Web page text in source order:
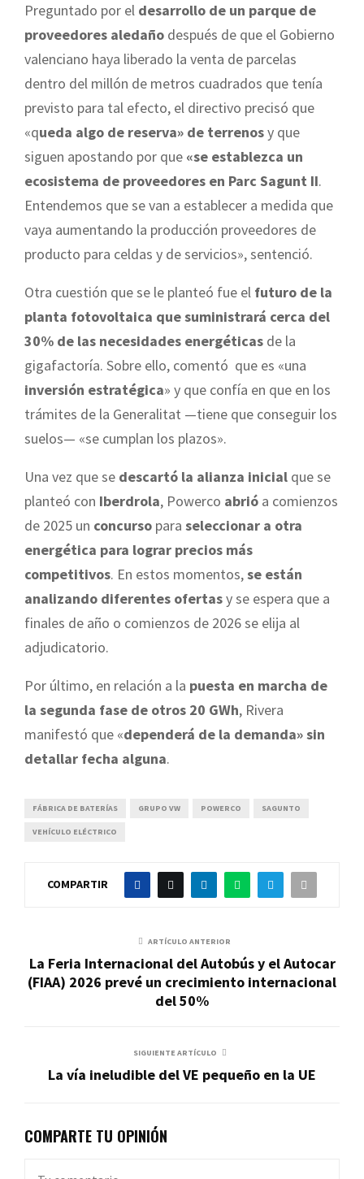
Preguntado por el desarrollo de un parque de
proveedores aledaño después de que el Gobierno
valenciano haya liberado la venta de parcelas
dentro del millón de metros cuadrados que tenía
previsto para tal efecto, el directivo precisó que
«queda algo de reserva» de terrenosy que
siguen apostando por que «se establezca un
ecosistema de proveedores en Parc Sagunt II.
Entendemos que se van a establecer a medida que
vaya aumentando la producción proveedores de
producto para celdas y de servicios», sentenció.
Otra cuestión que se le planteó fue el futuro de la
planta fotovoltaica que suministrará cerca del
30% de las necesidades energéticas de la
gigafactoría. Sobre ello, comentó que es «una
inversión estratégica» y que confía en que en los
trámites de la Generalitat —tiene que conseguir los
suelos— «se cumplan los plazos».
Una vez que se descartó la alianza inicial que se
planteó con Iberdrola, Powerco abrió a comienzos
de 2025 un concurso para seleccionar a otra
energética para lograr precios más
competitivos. En estos momentos,se están
analizando diferentes ofertasy se espera que a
finales de año o comienzos de 2026 se elija al
adjudicatorio.
Por último, en relación a la puesta en marcha de
la segunda fase de otros 20 GWh, Rivera
manifestó que «dependerá de la demanda» sin
detallar fecha alguna.
FÁBRICA DE BATERÍAS GRUPO VW POWERCO SAGUNTO
VEHÍCULO ELÉCTRICO
COMPARTIR
ARTÍCULO ANTERIOR
La Feria Internacional del Autobús y el Autocar
(FIAA) 2026 prevé un crecimiento internacional
del 50%
SIGUIENTE ARTÍCULO
La vía ineludible del VE pequeño en la UE
COMPARTE TU OPINIÓN